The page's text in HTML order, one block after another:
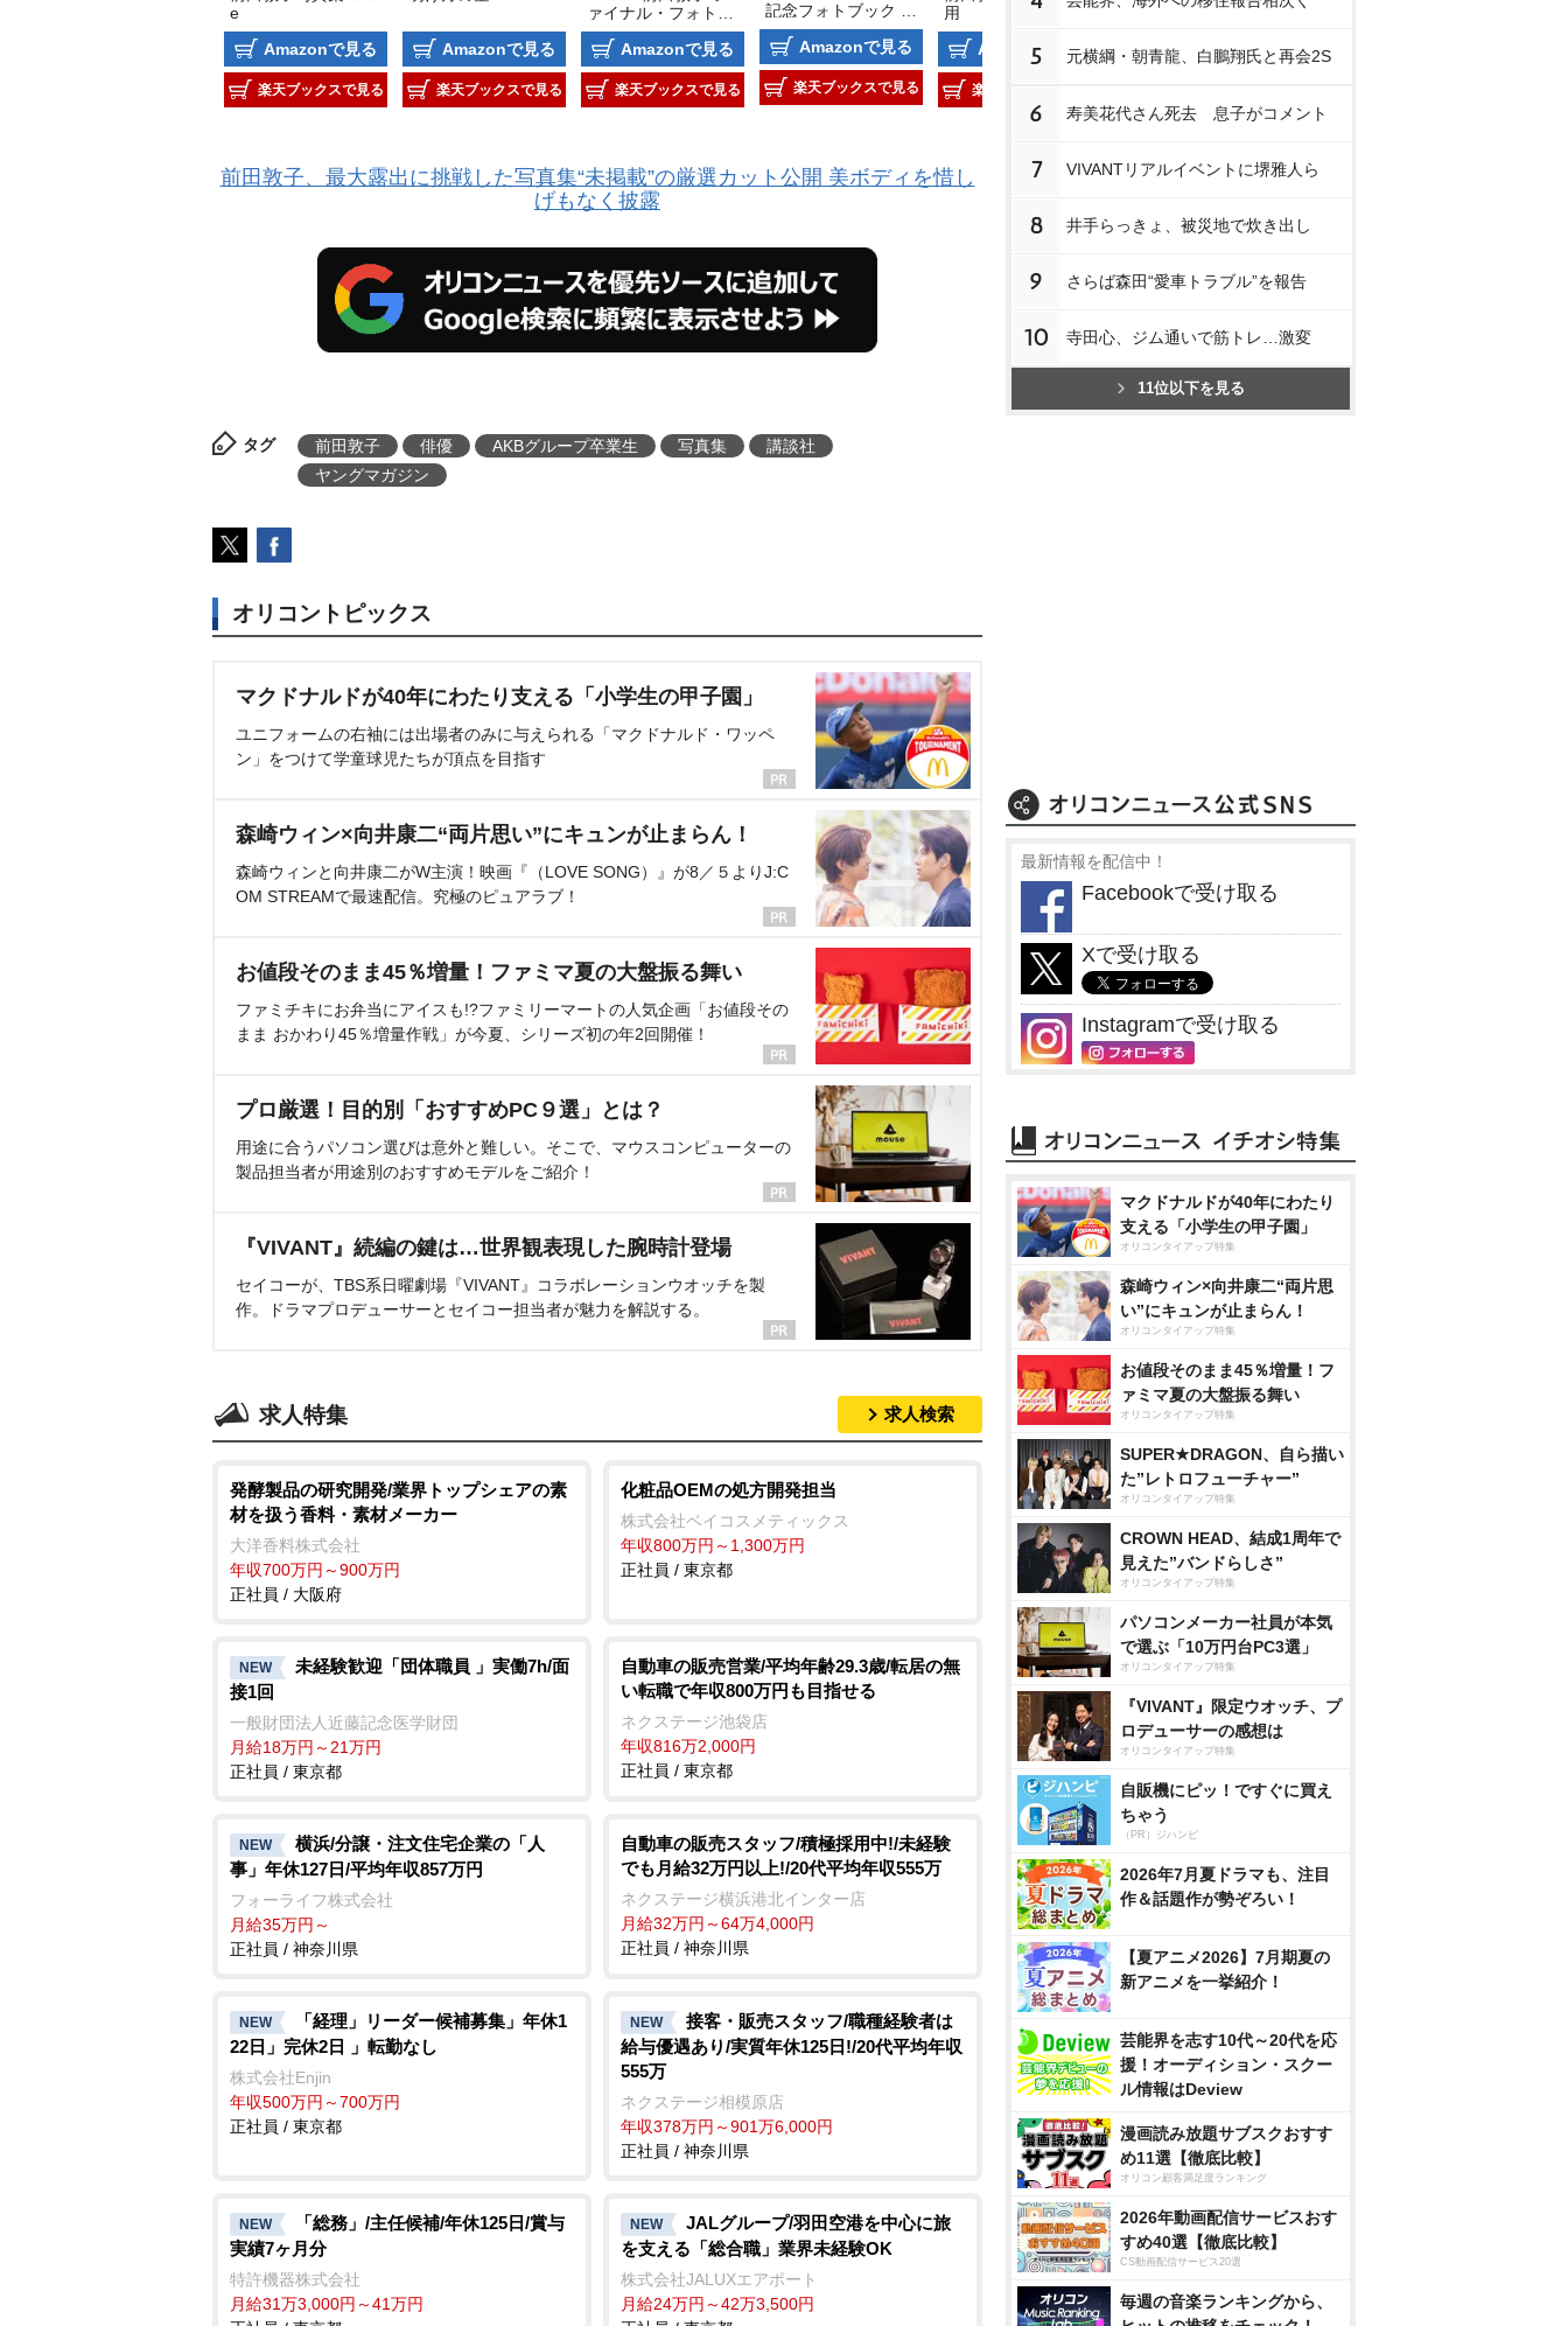
e
Amazonで見る
楽天ブックスで見る
Amazonで見る
楽天ブックスで見る
ァイナル・フォトレ
ポート 最高の7年間
を、僕たちは忘れな
い
Amazonで見る
楽天ブックスで見る
記念フォトブック
『あっちゃん』
Amazonで見る
楽天ブックスで見る
用
Amazonで見る
楽天ブックスで見る
TSUKO』
Amazonで見る
田敦子』
前田敦子、最大露出に挑戦した写真集“未掲載”の厳選カット公開 美ボディを惜し
げもなく披露
タグ 前田敦子 俳優 AKBグループ卒業生 写真集
講談社
ヤングマガジン
オリコントピックス
マクドナルドが40年にわたり支える「小学生の甲子園」
ユニフォームの右袖には出場者のみに与えられる「マクドナルド・ワッペ
ン」をつけて学童球児たちが頂点を目指す
森崎ウィン×向井康二“両片思い”にキュンが止まらん！
森崎ウィンと向井康二がW主演！映画『（LOVE SONG）』が8／５よりJ:C
OM STREAMで最速配信。究極のピュアラブ！
お値段そのまま45％増量！ファミマ夏の大盤振る舞い
ファミチキにお弁当にアイスも!?ファミリーマートの人気企画「お値段その
まま おかわり45％増量作戦」が今夏、シリーズ初の年2回開催！
プロ厳選！目的別「おすすめPC９選」とは？
用途に合うパソコン選びは意外と難しい。そこで、マウスコンピューターの
製品担当者が用途別のおすすめモデルをご紹介！
『VIVANT』続編の鍵は…世界観表現した腕時計登場
セイコーが、TBS系日曜劇場『VIVANT』コラボレーションウオッチを製
作。ドラマプロデューサーとセイコー担当者が魅力を解説する。
求人特集 求人検索
発酵製品の研究開発/業界トップシェアの素
材を扱う香料・素材メーカー
大洋香料株式会社
年収700万円～900万円
正社員 / 大阪府
化粧品OEMの処方開発担当
株式会社ベイコスメティックス
年収800万円～1,300万円
正社員 / 東京都
NEW
未経験歓迎「団体職員 」実働7h/面
接1回
一般財団法人近藤記念医学財団
月給18万円～21万円
正社員 / 東京都
自動車の販売営業/平均年齢29.3歳/転居の無
い転職で年収800万円も目指せる
ネクステージ池袋店
年収816万2,000円
正社員 / 東京都
NEW
横浜/分譲・注文住宅企業の「人
事」年休127日/平均年収857万円
フォーライフ株式会社
月給35万円～
正社員 / 神奈川県
自動車の販売スタッフ/積極採用中!/未経験
でも月給32万円以上!/20代平均年収555万
ネクステージ横浜港北インター店
月給32万円～64万4,000円
正社員 / 神奈川県
NEW
「経理」リーダー候補募集」年休1
22日」完休2日 」転勤なし
株式会社Enjin
年収500万円～700万円
正社員 / 東京都
NEW
接客・販売スタッフ/職種経験者は
給与優遇あり/実質年休125日!/20代平均年収
555万
ネクステージ相模原店
年収378万円～901万6,000円
正社員 / 神奈川県
NEW
「総務」/主任候補/年休125日/賞与
実績7ヶ月分
特許機器株式会社
月給31万3,000円～41万円
NEW
JALグループ/羽田空港を中心に旅
を支える「総合職」業界未経験OK
株式会社JALUXエアポート
月給24万円～42万3,500円
5 元横綱・朝青龍、白鵬翔氏と再会2S
6 寿美花代さん死去 息子がコメント
7 VIVANTリアルイベントに堺雅人ら
8 井手らっきょ、被災地で炊き出し
9 さらば森田“愛車トラブル”を報告
10 寺田心、ジム通いで筋トレ…激変
11位以下を見る
最新情報を配信中！
Facebookで受け取る
Xで受け取る
Instagramで受け取る
マクドナルドが40年にわたり
支える「小学生の甲子園」
オリコンタイアップ特集
森崎ウィン×向井康二“両片思
い”にキュンが止まらん！
オリコンタイアップ特集
お値段そのまま45％増量！フ
ァミマ夏の大盤振る舞い
オリコンタイアップ特集
SUPER★DRAGON、自ら描い
た”レトロフューチャー”
オリコンタイアップ特集
CROWN HEAD、結成1周年で
見えた”バンドらしさ”
オリコンタイアップ特集
パソコンメーカー社員が本気
で選ぶ「10万円台PC3選」
オリコンタイアップ特集
『VIVANT』限定ウオッチ、プ
ロデューサーの感想は
オリコンタイアップ特集
自販機にピッ！ですぐに買え
ちゃう
（PR）ジハンピ
2026年7月夏ドラマも、注目
作＆話題作が勢ぞろい！
【夏アニメ2026】7月期夏の
新アニメを一挙紹介！
芸能界を志す10代～20代を応
援！オーディション・スクー
ル情報はDeview
漫画読み放題サブスクおすす
め11選【徹底比較】
オリコン顧客満足度ランキング
2026年動画配信サービスおす
すめ40選【徹底比較】
CS動画配信サービス20選
毎週の音楽ランキングから、